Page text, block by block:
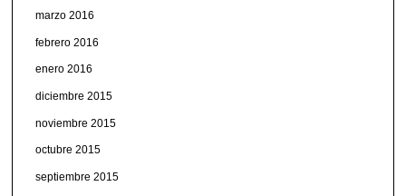
marzo 2016
febrero 2016
enero 2016
diciembre 2015
noviembre 2015
octubre 2015
septiembre 2015